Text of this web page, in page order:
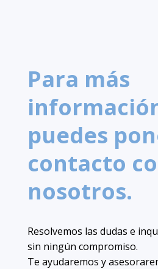
Para más
puedes
contacto
nosotros.
Resolvemos las dudas e
sin ningún compromiso.
Te ayudaremos y